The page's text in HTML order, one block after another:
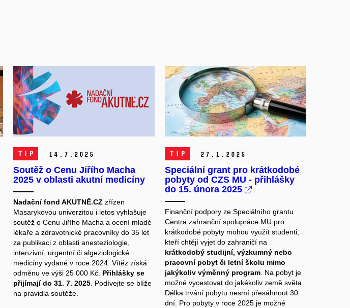
TIP 14. 7. 2025
Soutěž o Cenu Jiřího Macha
2025 v oblasti akutní medicíny
Nadační fond AKUTNĚ.CZ zřízen
Masarykovou univerzitou i letos vyhlašuje
soutěž o Cenu Jiřího Macha a ocení mladé
lékaře a zdravotnické pracovníky do 35 let
za publikaci z oblasti anesteziologie,
intenzivní, urgentní či algeziologické
medicíny vydané v roce 2024. Vítěz získá
odměnu ve výši 25 000 Kč. Přihlášky se
přijímají do 31. 7. 2025 . Podívejte se blíže
na pravidla soutěže.
TIP 27. 1. 2025
Speciální grant pro krátkodobé
pobyty od CZS MU - přihlášky
do 15. února 2025
Finanční podpory ze Speciálního grantu
Centra zahranční spolupráce MU pro
krátkodobé pobyty mohou využít studenti,
kteří chtějí vyjet do zahraničí na
krátkodobý studijní, výzkumný nebo
pracovní pobyt či letní školu mimo
jakýkoliv výměnný program. Na pobyt je
možné vycestovat do jakékoliv země světa.
Délka trvání pobytu nesmí přesáhnout 30
dní. Pro pobyty v roce 2025 je možné